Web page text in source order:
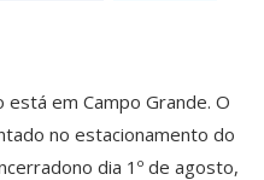
em Campo Grande. O
no estacionamento do
dia 1º de agosto,